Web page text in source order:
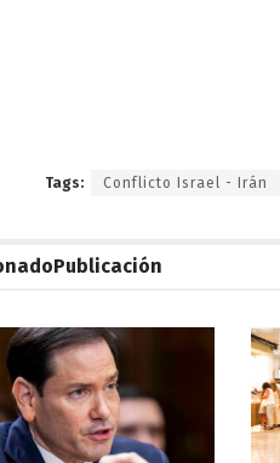
Tags: Conflicto Israel - Irán
Publicación